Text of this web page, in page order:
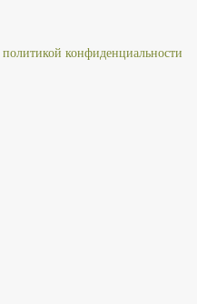
политикой конфиденциальности